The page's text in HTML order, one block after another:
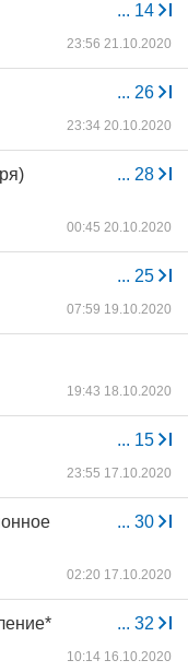
... 14
23:56 21.10.2020
... 26
23:34 20.10.2020
... 28
00:45 20.10.2020
... 25
07:59 19.10.2020
19:43 18.10.2020
... 15
23:55 17.10.2020
... 30
02:20 17.10.2020
... 32
10:14 16.10.2020